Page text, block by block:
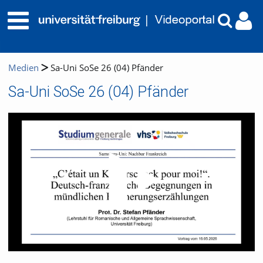
Medien Sa-Uni SoSe 26 (04) Pfänder
Sa-Uni SoSe 26 (04) Pfänder